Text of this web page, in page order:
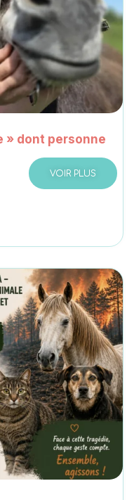
» dont personne
VOIR PLUS